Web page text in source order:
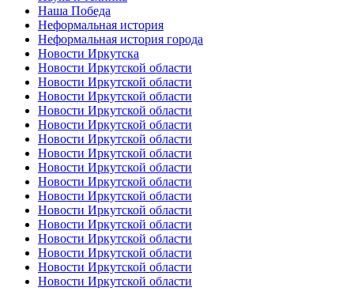
Наша Победа
Неформальная история
Неформальная история города
Новости Иркутска
Новости Иркутской области
Новости Иркутской области
Новости Иркутской области
Новости Иркутской области
Новости Иркутской области
Новости Иркутской области
Новости Иркутской области
Новости Иркутской области
Новости Иркутской области
Новости Иркутской области
Новости Иркутской области
Новости Иркутской области
Новости Иркутской области
Новости Иркутской области
Новости Иркутской области
Новости Иркутской области